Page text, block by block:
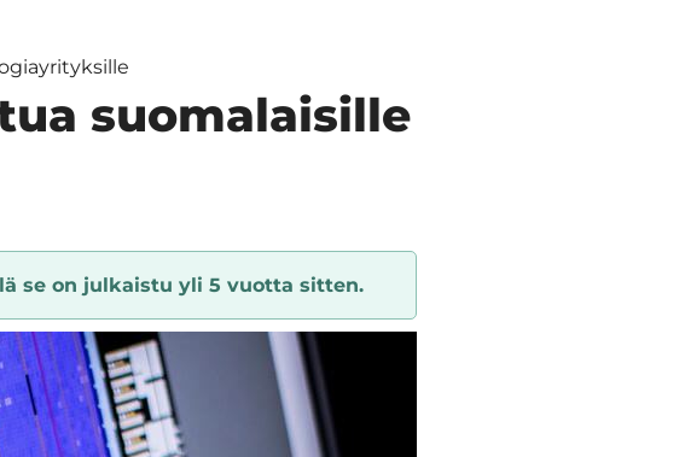
suomalaisille
se on julkaistu yli 5 vuotta sitten.